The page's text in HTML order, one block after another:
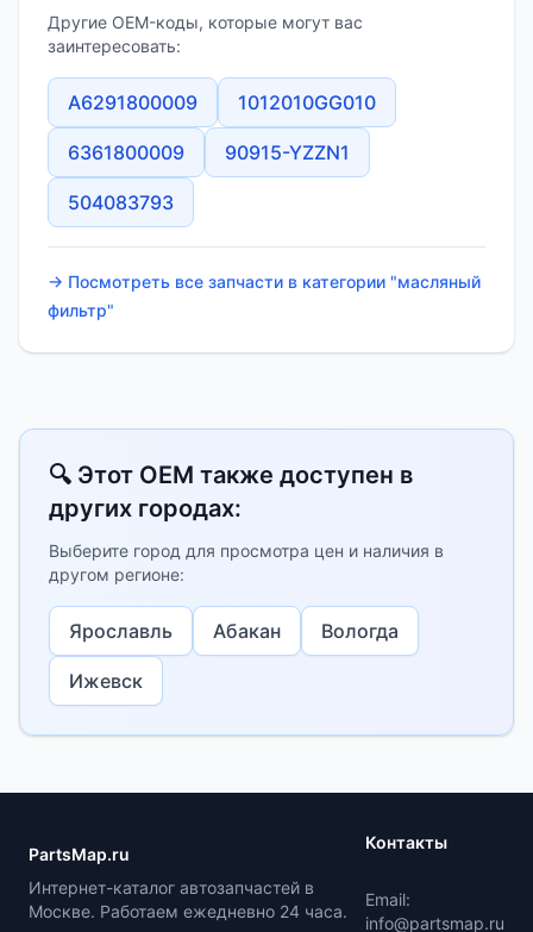
Другие OEM-коды, которые могут вас
заинтересовать:
A6291800009 1012010GG010
6361800009 90915-YZZN1
504083793
→ Посмотреть все запчасти в категории "масляный
фильтр"
🔍 Этот OEM также доступен в
других городах:
Выберите город для просмотра цен и наличия в
другом регионе:
Ярославль Абакан Вологда
Ижевск
PartsMap.ru
Интернет-каталог автозапчастей в
Москве. Работаем ежедневно 24 часа.
Контакты
Email:
info@partsmap.ru